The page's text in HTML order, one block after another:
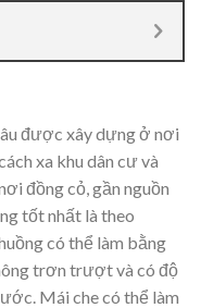
được xây dựng ở nơi
xa khu dân cư và
đồng cỏ, gần nguồn
tốt nhất là theo
có thể làm bằng
trơn trượt và có độ
Mái che có thể làm